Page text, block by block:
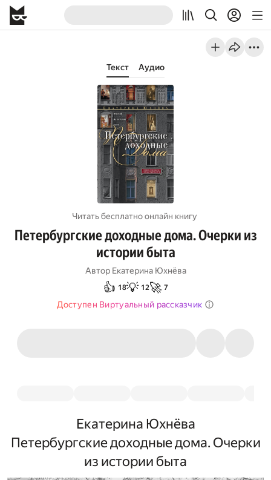
Текст Аудио
Читать бесплатно онлайн книгу
Петербургские доходные дома. Очерки из
истории быта
Автор Екатерина Юхнёва
👍 18💡 12🚀 7
Доступен Виртуальный рассказчик
Екатерина Юхнёва
Петербургские доходные дома. Очерки
из истории быта